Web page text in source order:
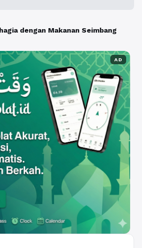
dengan Makanan Seimbang
AD